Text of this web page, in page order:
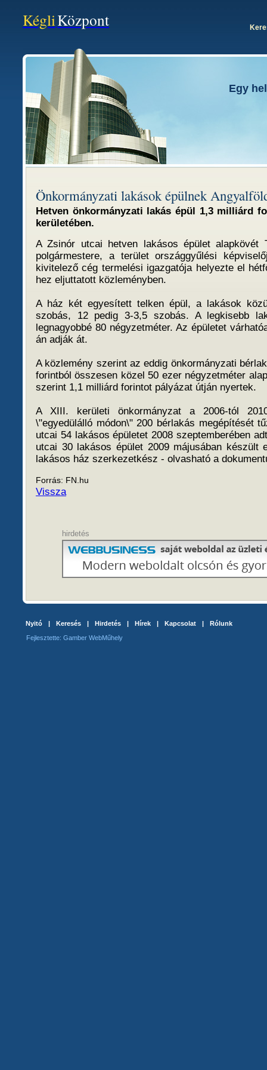
KégliKözpont
Egy
Önkormányzati lakások épülnek
Hetven önkormányzati lakás épül 1,3 milliárd
kerületében.
A Zsinór utcai hetven lakásos épület alapkövét
polgármestere, a terület országgyűlési
kivitelező cég termelési igazgatója helyezte el
hez eljuttatott közleményben.
A ház két egyesített telken épül, a lakások
szobás, 12 pedig 3-3,5 szobás. A legkisebb
legnagyobbé 80 négyzetméter. Az épületet
án adják át.
A közlemény szerint az eddig önkormányzati
forintból összesen közel 50 ezer négyzetméter
szerint 1,1 milliárd forintot pályázat útján nyertek.
A XIII. kerületi önkormányzat a 2006-tól
\"egyedülálló módon\" 200 bérlakás megépítését
utcai 54 lakásos épületet 2008 szeptemberében
utcai 30 lakásos épület 2009 májusában készült
lakásos ház szerkezetkész - olvasható a
Forrás: FN.hu
Vissza
hirdetés
Nyitó | Keresés | Hirdetés | Hírek | Kapcsolat |
Rólunk
Fejlesztette: Gamber WebMűhely